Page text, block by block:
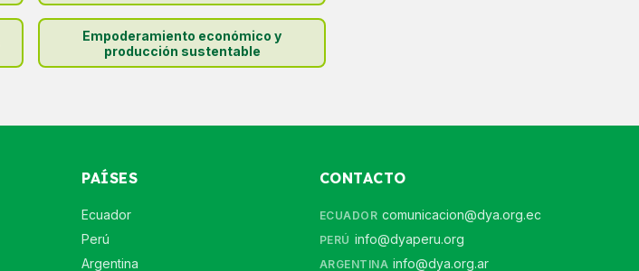
Empoderamiento económico y
producción sustentable
PAÍSES
Ecuador
Perú
Argentina
CONTACTO
ECUADOR comunicacion@dya.org.ec
PERÚ info@dyaperu.org
ARGENTINA info@dya.org.ar